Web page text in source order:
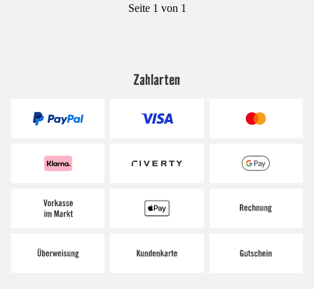
Seite 1 von 1
Zahlarten